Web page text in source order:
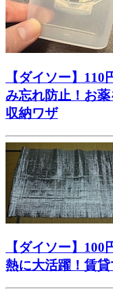
【ダイソー】
み忘れ防止！お
収納ワザ
【ダイソー】
熱に大活躍！賃